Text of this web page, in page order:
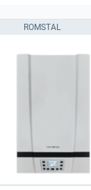
ROMSTAL